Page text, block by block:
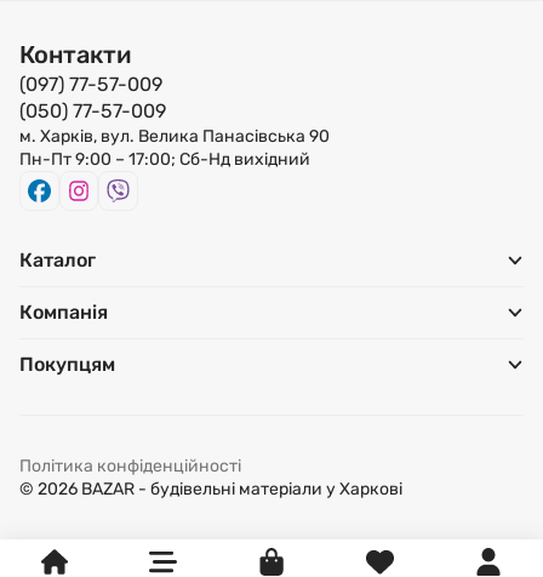
Контакти
(097) 77-57-009
(050) 77-57-009
м. Харків, вул. Велика Панасівська 90
Пн-Пт 9:00 – 17:00; Сб-Нд вихідний
Каталог
Компанія
Покупцям
© 2026 BAZAR - будівельні матеріали у Харкові
Політика конфіденційності